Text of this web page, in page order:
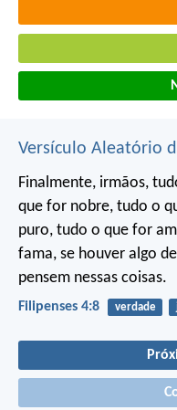
Versículo Aleatório
Finalmente, irmãos,
que for nobre, tudo o
puro, tudo o que for
fama, se houver algo
pensem nessas coisas.
Filipenses 4:8 verdade